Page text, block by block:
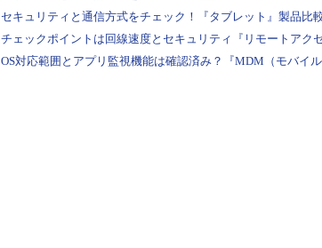
セキュリティと通信方式をチェック！『タブレット』製品比
チェックポイントは回線速度とセキュリティ『リモートアク
OS対応範囲とアプリ監視機能は確認済み？『MDM（モバイ